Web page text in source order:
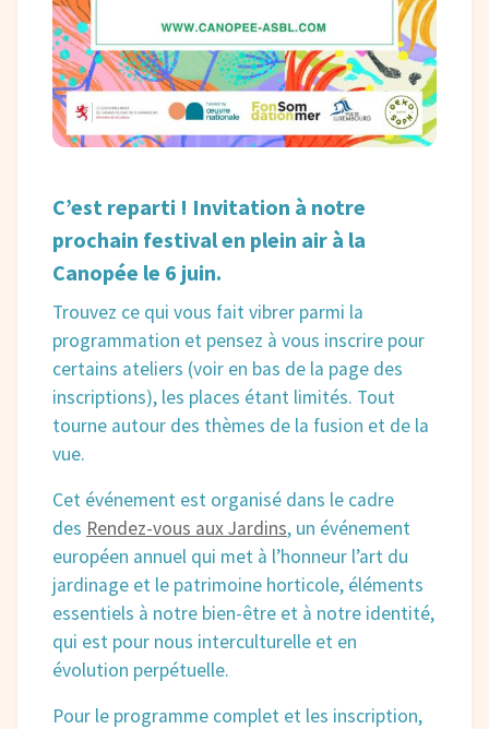
C’est reparti ! Invitation à notre
prochain festival en plein air à la
Canopée le 6 juin.
Trouvez ce qui vous fait vibrer parmi la
programmation et pensez à vous inscrire pour
certains ateliers (voir en bas de la page des
inscriptions), les places étant limités. Tout
tourne autour des thèmes de la fusion et de la
vue.
Cet événement est organisé dans le cadre
des Rendez-vous aux Jardins, un événement
européen annuel qui met à l’honneur l’art du
jardinage et le patrimoine horticole, éléments
essentiels à notre bien-être et à notre identité,
qui est pour nous interculturelle et en
évolution perpétuelle.
Pour le programme complet et les inscription,